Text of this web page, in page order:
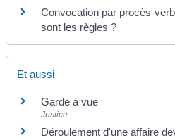
Convocation par procès-
sont les règles ?
Et aussi
Garde à vue
Justice
Déroulement d'une affaire